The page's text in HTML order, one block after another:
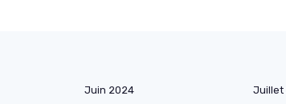
Juin 2024
Juillet